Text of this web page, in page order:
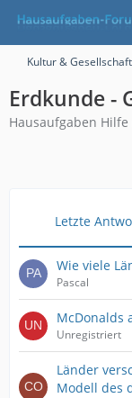
Kultur & Gesellschaft
Erdkunde -
Hausaufgaben
Letzte
Wie viele
Pascal
McDonalds
Unregistriert
Länder
Modell des